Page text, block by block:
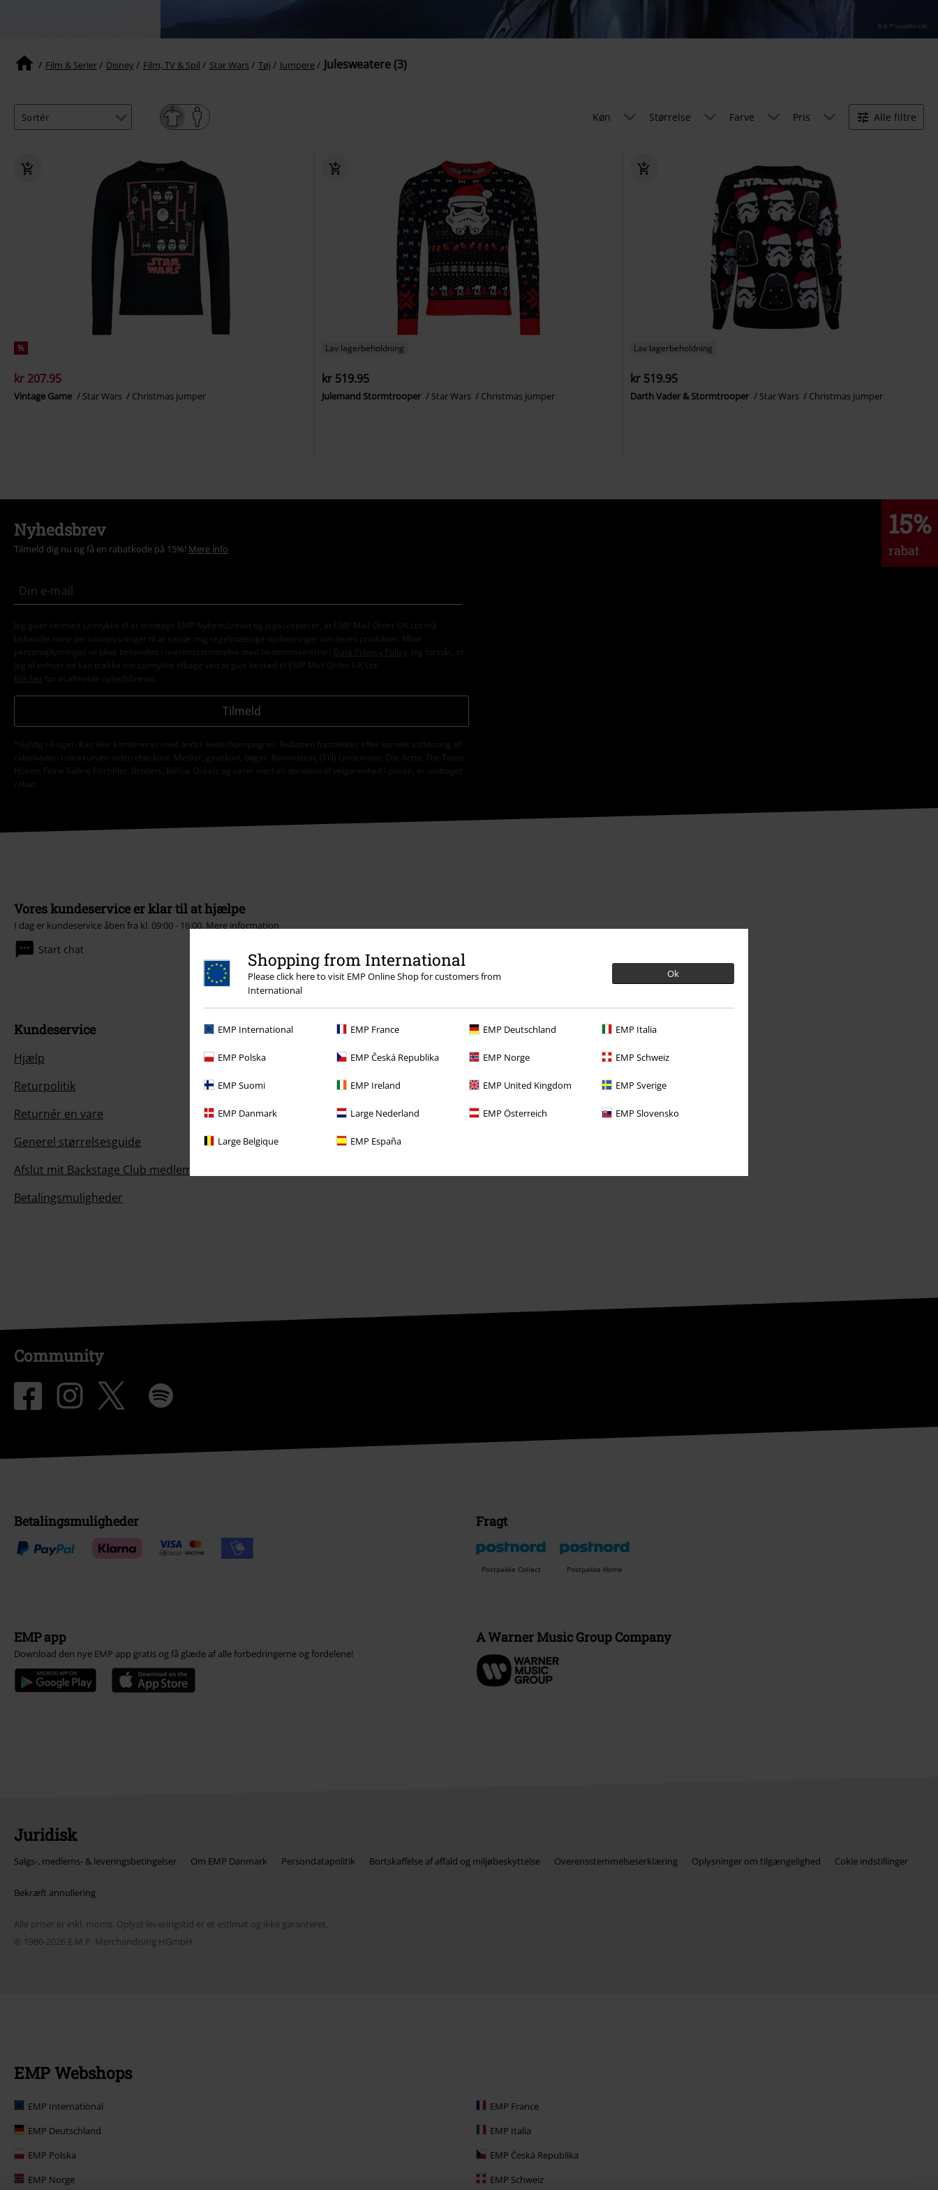
Shopping from International
Please click here to visit EMP Online Shop for customers from
International
Ok
EMP International EMP France EMP Deutschland EMP Italia
EMP Polska EMP Česká Republika EMP Norge EMP Schweiz
EMP Suomi EMP Ireland EMP United Kingdom EMP Sverige
EMP Danmark Large Nederland EMP Österreich EMP Slovensko
Large Belgique EMP España
Film & Serier Disney Film, TV & Spil Star Wars Tøj Jumpere Julesweatere (3)
Køn Størrelse Farve Pris Alle filtre
%
kr 207.95
Vintage Game Star Wars Christmas jumper
Lav lagerbeholdning
kr 519.95
Julemand Stormtrooper Star Wars Christmas jumper
Lav lagerbeholdning
kr 519.95
Darth Vader & Stormtrooper Star Wars Christmas jumper
15%
rabat
Nyhedsbrev
Tilmeld dig nu og få en rabatkode på 15%! Mere info
Jeg giver hermed samtykke til at modtage EMP Nyhedsbrevet og jegaccepterer, at EMP Mail Order UK Ltd må
behandle mine personoplysninger til at sende mig regelmæssige opdateringer om deres produkter. Mine
personoplysninger vil blive behandlet i overensstemmelse med bestemmelserne i
Data Privacy Policy
. Jeg forstår, at
jeg til enhver tid kan trække mit samtykke tilbage ved at give besked til EMP Mail Order UK Ltd.
Klik her
for at afmelde nyhedsbrevet.
Tilmeld
*Gyldig i 4 uger. Kan ikke kombineres med andre koder/kampagner. Rabatten fratrækkes efter korrekt indløsning af
rabatkoden i varekurven inden checkout. Medier, gavekort, bøger, Rammstein, (Till) Lindemann, Die Ärzte, Die Toten
Hosen, Feine Sahne Fischfilet, Broilers, Böhse Onkelz og varer med en donation til velgørenhed i prisen, er undtaget
rabat.
Vores kundeservice er klar til at hjælpe
I dag er kundeservice åben fra kl. 09:00 - 16:00. Mere information
Start chat
Kundeservice
Hjælp
Returpolitik
Returnér en vare
Generel størrelsesguide
Afslut mit Backstage Club medlemskab
Betalingsmuligheder
Til dig
Konkurrencer
Bestil EMP-gavekort
EMP Studenterrabat
EMP Backstage Club
Mere EMP
Partnerprogram
Bæredygtighed
Community
Betalingsmuligheder Fragt
Postpakke Collect Postpakke Home
EMP app
Download den nye EMP app gratis og få glæde af alle forbedringerne og fordelene!
A Warner Music Group Company
Juridisk
Salgs-, medlems- & leveringsbetingelser Om EMP Danmark Persondatapolitik Bortskaffelse af affald og miljøbeskyttelse Overensstemmelseserklæring Oplysninger om tilgængelighed Cokie indstillinger
Bekræft annullering
Alle priser er inkl. moms. Oplyst leveringstid er et estimat og ikke garanteret.
© 1986-2026 E.M.P. Merchandising HGmbH
EMP Webshops
EMP International
EMP France
EMP Deutschland
EMP Italia
EMP Polska
EMP Česká Republika
EMP Norge
EMP Schweiz